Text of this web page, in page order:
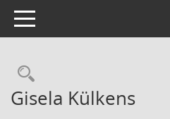
Toggle navigation
Rechercheauswahl
Gisela Külkens